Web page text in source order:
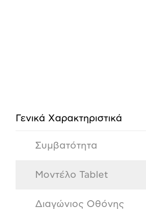
Γενικά Xαρακτηριστικά
Συμβατότητα
Μοντέλο Tablet
Διαγώνιος Οθόνης